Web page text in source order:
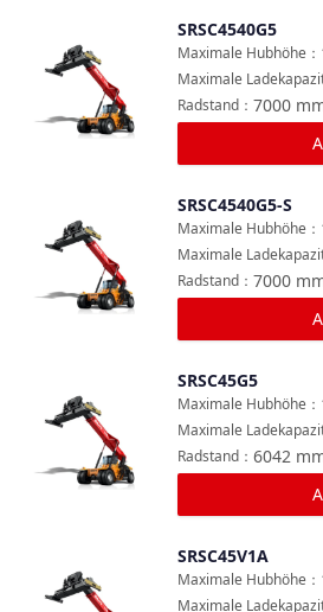
Vergleichen
SRSC4540G5
Maximale Hubhöhe ：
Maximale
7000
Radstand ：
Vergleichen
SRSC4540G5-S
Maximale Hubhöhe ：
Maximale
7000
Radstand ：
Vergleichen
SRSC45G5
Maximale Hubhöhe ：
Maximale
6042
Radstand ：
Vergleichen
SRSC45V1A
Maximale Hubhöhe ：
Maximale